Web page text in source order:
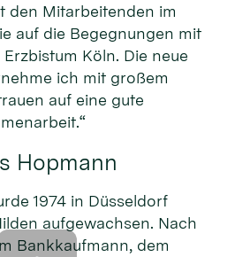
den Mitarbeitenden im
auf die Begegnungen mit
Köln. Die neue
ich mit großem
auf eine gute
Hopmann
1974 in Düsseldorf
aufgewachsen. Nach
Bankkaufmann, dem